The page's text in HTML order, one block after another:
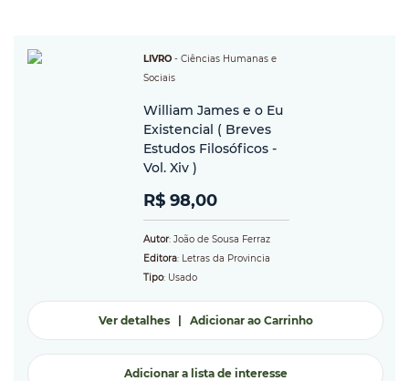
LIVRO - Ciências Humanas e
Sociais
William James e o Eu
Existencial ( Breves
Estudos Filosóficos -
Vol. Xiv )
R$ 98,00
Autor: João de Sousa Ferraz
Editora: Letras da Provincia
Tipo: Usado
Ver detalhes| Adicionar ao Carrinho
Adicionar a lista de interesse